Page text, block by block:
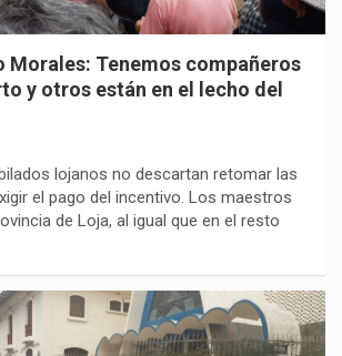
Morales: Tenemos compañeros
y otros están en el lecho del
lojanos no descartan retomar las
el pago del incentivo. Los maestros
de Loja, al igual que en el resto